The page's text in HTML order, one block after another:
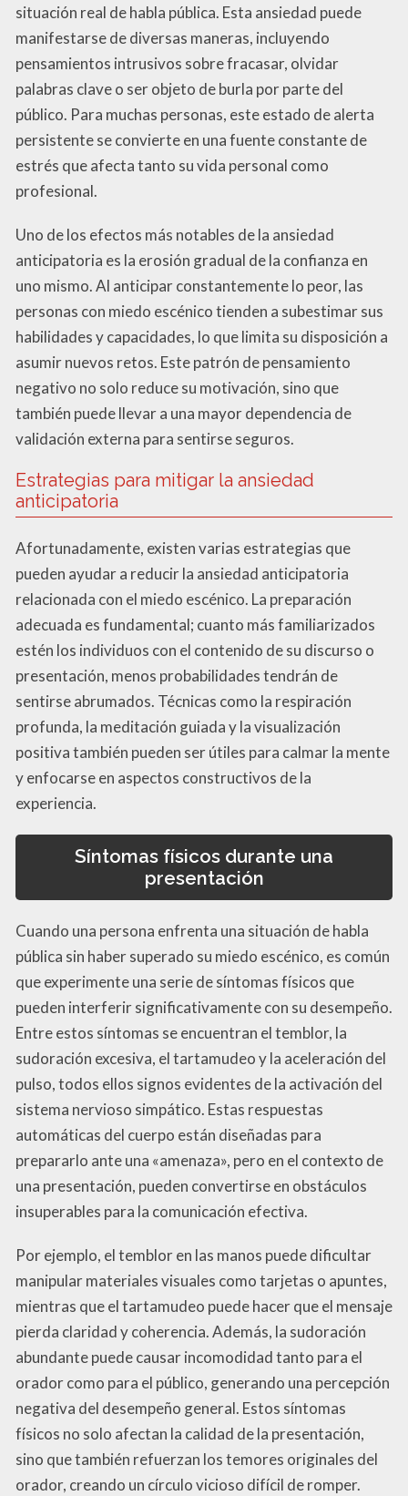
situación real de habla pública. Esta ansiedad puede
manifestarse de diversas maneras, incluyendo
pensamientos intrusivos sobre fracasar, olvidar
palabras clave o ser objeto de burla por parte del
público. Para muchas personas, este estado de alerta
persistente se convierte en una fuente constante de
estrés que afecta tanto su vida personal como
profesional.
Uno de los efectos más notables de la ansiedad
anticipatoria es la erosión gradual de la confianza en
uno mismo. Al anticipar constantemente lo peor, las
personas con miedo escénico tienden a subestimar sus
habilidades y capacidades, lo que limita su disposición a
asumir nuevos retos. Este patrón de pensamiento
negativo no solo reduce su motivación, sino que
también puede llevar a una mayor dependencia de
validación externa para sentirse seguros.
Estrategias para mitigar la ansiedad
anticipatoria
Afortunadamente, existen varias estrategias que
pueden ayudar a reducir la ansiedad anticipatoria
relacionada con el miedo escénico. La preparación
adecuada es fundamental; cuanto más familiarizados
estén los individuos con el contenido de su discurso o
presentación, menos probabilidades tendrán de
sentirse abrumados. Técnicas como la respiración
profunda, la meditación guiada y la visualización
positiva también pueden ser útiles para calmar la mente
y enfocarse en aspectos constructivos de la
experiencia.
Síntomas físicos durante una
presentación
Cuando una persona enfrenta una situación de habla
pública sin haber superado su miedo escénico, es común
que experimente una serie de síntomas físicos que
pueden interferir significativamente con su desempeño.
Entre estos síntomas se encuentran el temblor, la
sudoración excesiva, el tartamudeo y la aceleración del
pulso, todos ellos signos evidentes de la activación del
sistema nervioso simpático. Estas respuestas
automáticas del cuerpo están diseñadas para
prepararlo ante una «amenaza», pero en el contexto de
una presentación, pueden convertirse en obstáculos
insuperables para la comunicación efectiva.
Por ejemplo, el temblor en las manos puede dificultar
manipular materiales visuales como tarjetas o apuntes,
mientras que el tartamudeo puede hacer que el mensaje
pierda claridad y coherencia. Además, la sudoración
abundante puede causar incomodidad tanto para el
orador como para el público, generando una percepción
negativa del desempeño general. Estos síntomas
físicos no solo afectan la calidad de la presentación,
sino que también refuerzan los temores originales del
orador, creando un círculo vicioso difícil de romper.